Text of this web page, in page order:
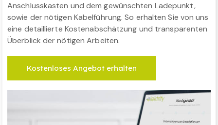
Anschlusskasten und dem gewünschten Ladepunkt,
sowie der nötigen Kabelführung. So erhalten Sie von uns
eine detaillierte Kostenabschätzung und transparenten
Überblick der nötigen Arbeiten.
Kostenloses Angebot erhalten